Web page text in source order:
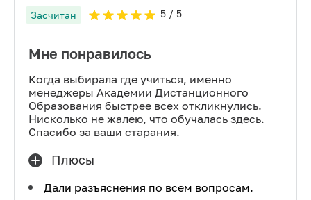
Засчитан 5/ 5
Мне понравилось
Когда выбирала где учиться, именно
менеджеры Академии Дистанционного
Образования быстрее всех откликнулись.
Нисколько не жалею, что обучалась здесь.
Спасибо за ваши старания.
Плюсы
Дали разъяснения по всем вопросам.